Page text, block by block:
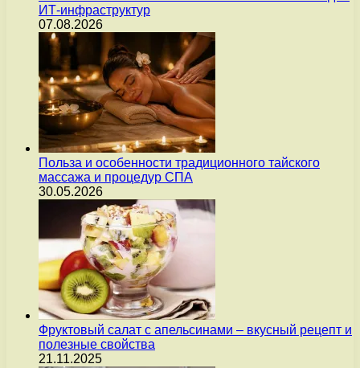
ИТ-инфраструктур
07.08.2026
Польза и особенности традиционного тайского
массажа и процедур СПА
30.05.2026
Фруктовый салат с апельсинами – вкусный рецепт и
полезные свойства
21.11.2025